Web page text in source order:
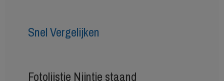
Snel Vergelijken
Fotolijstje Nijntje staand